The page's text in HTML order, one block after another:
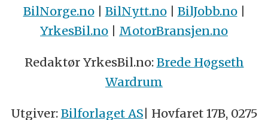
BilNorge.no| BilNytt.no| BilJobb.no|
YrkesBil.no | MotorBransjen.no
Redaktør YrkesBil.no: Brede Høgseth
Wardrum
Utgiver: Bilforlaget AS| Hovfaret 17B, 0275